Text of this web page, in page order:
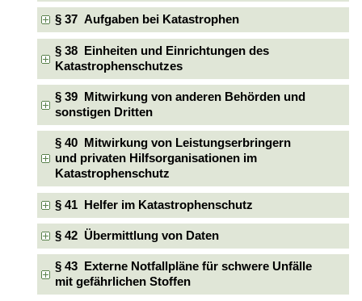
§ 37 Aufgaben bei Katastrophen
§ 38 Einheiten und Einrichtungen des
Katastrophenschutzes
§ 39 Mitwirkung von anderen Behörden und
sonstigen Dritten
§ 40 Mitwirkung von Leistungserbringern
und privaten Hilfsorganisationen im
Katastrophenschutz
§ 41 Helfer im Katastrophenschutz
§ 42 Übermittlung von Daten
§ 43 Externe Notfallpläne für schwere Unfälle
mit gefährlichen Stoffen